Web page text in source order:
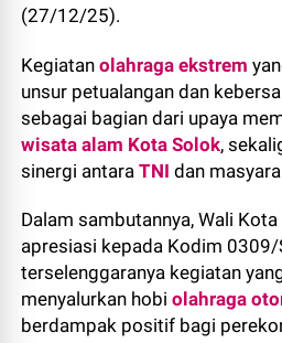
(27/12/25).
Kegiatanolahraga ekstrem
unsur petualangan dan
sebagai bagian dari upaya
wisata alam Kota Solok,
sinergi antaraTNI dan
Dalam sambutannya, Wali
apresiasi kepada Kodim
terselenggaranya kegiatan
menyalurkan hobiolahraga
berdampak positif bagi